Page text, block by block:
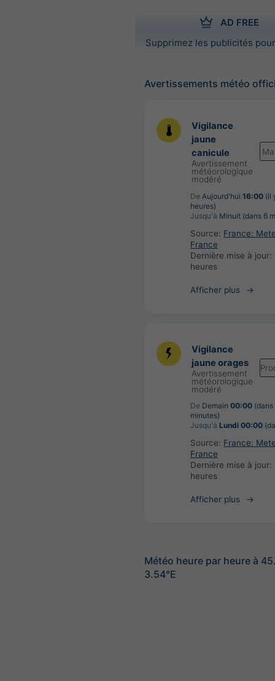
AD FREE
Supprimez les publicités
Avertissements météo
Vigilance
jaune
canicule
Avertissement
météorologique
modéré
De Aujourd'hui 16:00 (il
heures)
Jusqu'à Minuit (dans 6
Source: France:
France
Dernière mise à jour:
heures
Afficher plus
Vigilance
jaune orages
Avertissement
météorologique
modéré
De Demain 00:00 (dans
minutes)
Jusqu'à Lundi 00:00
Source: France:
France
Dernière mise à jour:
heures
Afficher plus
Météo heure par heure à
3.54°E